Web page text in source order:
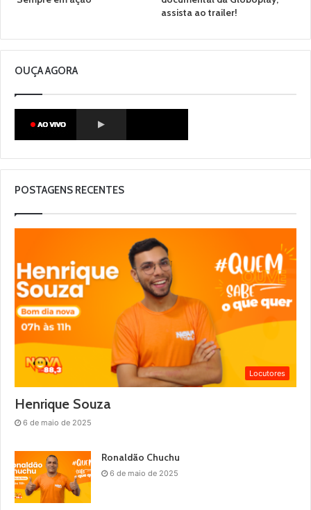
assista ao trailer!
OUÇA AGORA
POSTAGENS RECENTES
Locutores
Henrique Souza
6 de maio de 2025
Ronaldão Chuchu
6 de maio de 2025